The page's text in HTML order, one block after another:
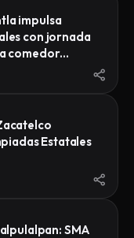
impulsa
con jornada
comedor
Estatales
SMA